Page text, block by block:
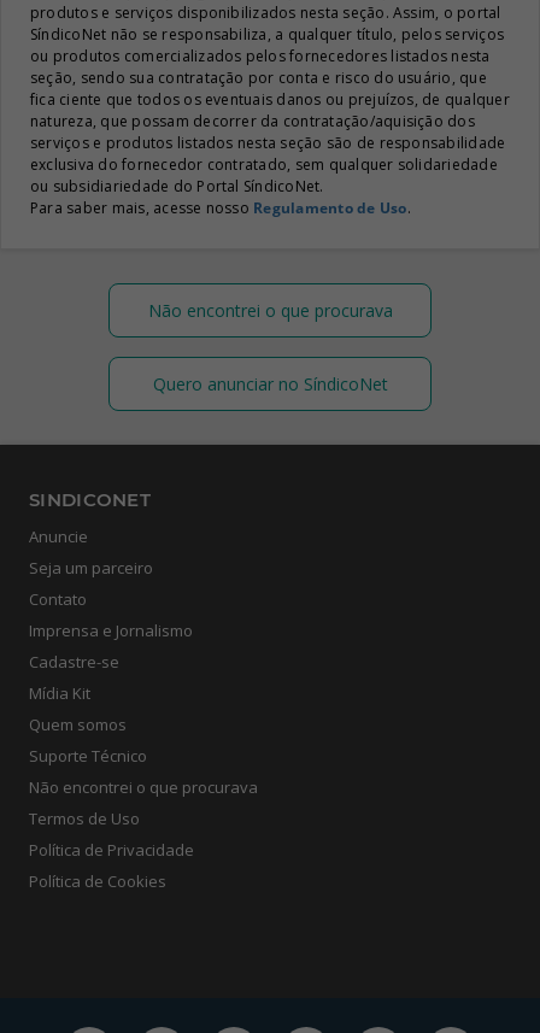
produtos e serviços disponibilizados nesta seção. Assim, o portal
SíndicoNet não se responsabiliza, a qualquer título, pelos serviços
ou produtos comercializados pelos fornecedores listados nesta
seção, sendo sua contratação por conta e risco do usuário, que
fica ciente que todos os eventuais danos ou prejuízos, de qualquer
natureza, que possam decorrer da contratação/aquisição dos
serviços e produtos listados nesta seção são de responsabilidade
exclusiva do fornecedor contratado, sem qualquer solidariedade
ou subsidiariedade do Portal SíndicoNet.
Para saber mais, acesse nosso Regulamento de Uso.
Não encontrei o que procurava
Quero anunciar no SíndicoNet
SINDICONET
Anuncie
Seja um parceiro
Contato
Imprensa e Jornalismo
Cadastre-se
Mídia Kit
Quem somos
Suporte Técnico
Não encontrei o que procurava
Termos de Uso
Política de Privacidade
Política de Cookies